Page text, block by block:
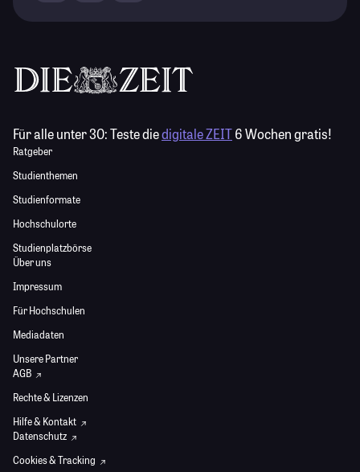
Für alle unter 30:Teste diedigitale ZEIT6 Wochen gratis!
Ratgeber
Studienthemen
Studienformate
Hochschulorte
Studienplatzbörse
Über uns
Impressum
Für Hochschulen
Mediadaten
Unsere Partner
AGB
Rechte & Lizenzen
Hilfe & Kontakt
Datenschutz
Cookies & Tracking